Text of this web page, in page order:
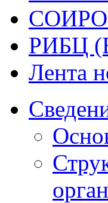
РИБЦ
Лента